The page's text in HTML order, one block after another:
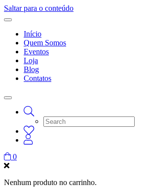
Saltar para o conteúdo
Início
Quem Somos
Eventos
Loja
Blog
Contatos
0
Nenhum produto no carrinho.